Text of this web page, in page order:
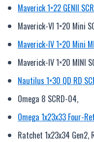
Maverick 1×22 GENII
Maverick-VI 1×20 Mini
Maverick-IV 1×20 Mini
Maverick-IV 1×20 MINI
Nautilus 1×30 QD RD
Omega 8 SCRD-04,
Omega 1x23x33 Four-
Ratchet 1x23x34 Gen2,